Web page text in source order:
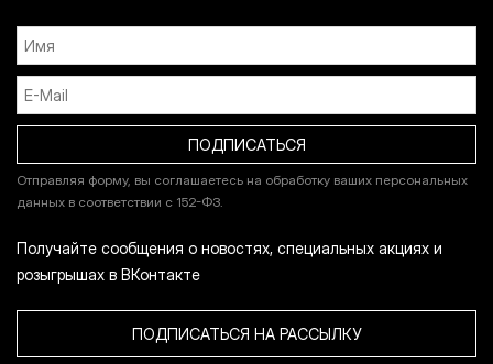
Отправляя форму, вы соглашаетесь на обработку ваших персональных
данных в соответствии с 152-ФЗ.
Получайте сообщения о новостях, специальных акциях и
розыгрышах в ВКонтакте
ПОДПИСАТЬСЯ НА РАССЫЛКУ